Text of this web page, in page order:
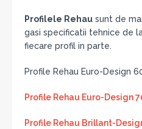
Profilele Rehau sunt de
gasi specificatii tehnice de
fiecare profil in parte.
Profile Rehau Euro-Design
Profile Rehau Euro-Design
Profile Rehau Brillant-